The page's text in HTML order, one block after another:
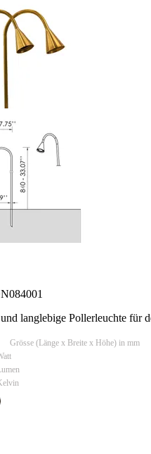
langlebige Pollerleuchte für
Grösse (Länge x Breite x Höhe) in mm